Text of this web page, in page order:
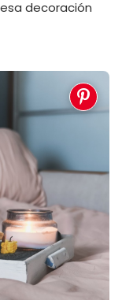
decoración